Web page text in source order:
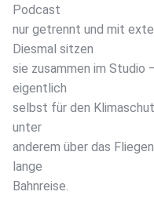
Podcast
nur getrennt und mit
Diesmal sitzen
sie zusammen im Studio
eigentlich
selbst für den
unter
anderem über das
lange
Bahnreise.